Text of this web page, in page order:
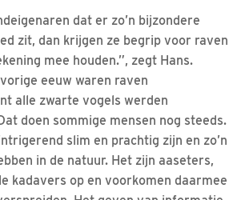
dat er zo’n bijzondere
zit, dan krijgen ze begrip voor raven
mee houden.”, zegt Hans.
eeuw waren raven
alle zwarte vogels werden
doen sommige mensen nog steeds.
slim en prachtig zijn en zo’n
in de natuur. Het zijn aaseters,
kadavers op en voorkomen daarmee